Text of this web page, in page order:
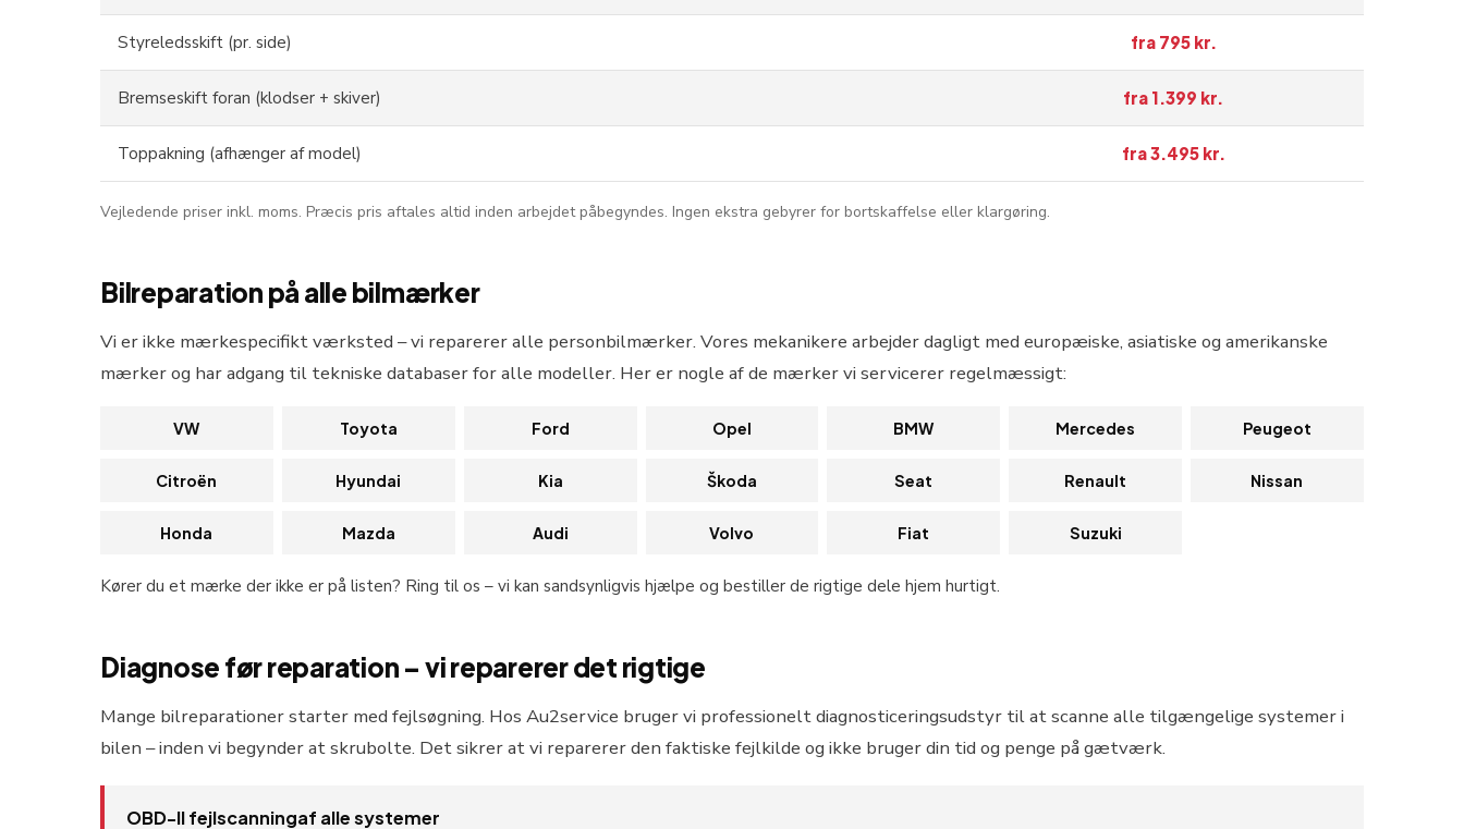
Styreledsskift (pr. side) fra 795 kr.
Bremseskift foran (klodser + skiver) fra 1.399 kr.
Toppakning (afhænger af model) fra 3.495 kr.
Vejledende priser inkl. moms. Præcis pris aftales altid inden arbejdet påbegyndes. Ingen ekstra gebyrer for bortskaffelse eller klargøring.
Bilreparation på alle bilmærker
Vi er ikke mærkespecifikt værksted – vi reparerer alle personbilmærker. Vores mekanikere arbejder dagligt med europæiske, asiatiske og amerikanske
mærker og har adgang til tekniske databaser for alle modeller. Her er nogle af de mærker vi servicerer regelmæssigt:
VW Toyota Ford Opel BMW Mercedes Peugeot
Citroën Hyundai Kia Škoda Seat Renault Nissan
Honda Mazda Audi Volvo Fiat Suzuki
Kører du et mærke der ikke er på listen? Ring til os – vi kan sandsynligvis hjælpe og bestiller de rigtige dele hjem hurtigt.
Diagnose før reparation – vi reparerer det rigtige
Mange bilreparationer starter med fejlsøgning. Hos Au2service bruger vi professionelt diagnosticeringsudstyr til at scanne alle tilgængelige systemer i
bilen – inden vi begynder at skrubolte. Det sikrer at vi reparerer den faktiske fejlkilde og ikke bruger din tid og penge på gætværk.
OBD-II fejlscanningaf alle systemer